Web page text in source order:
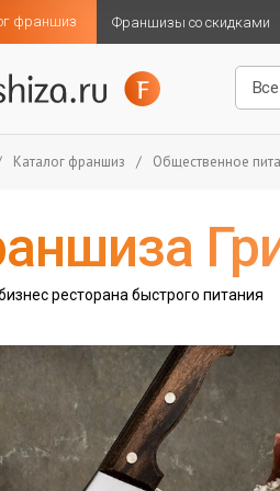
франшиз Франшизы со скидками
Каталог франшиз / Общественное
ресторана быстрого питания